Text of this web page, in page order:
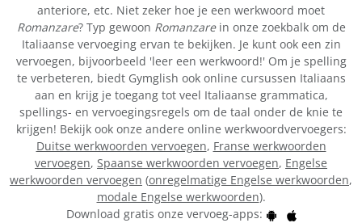
anteriore, etc. Niet zeker hoe je een werkwoord moet
Romanzare? Typ gewoon Romanzarein onze zoekbalk om de
Italiaanse vervoeging ervan te bekijken. Je kunt ook een zin
vervoegen, bijvoorbeeld 'leer een werkwoord!' Om je spelling
te verbeteren, biedt Gymglish ook online cursussen Italiaans
aan en krijg je toegang tot veel Italiaanse grammatica,
spellings- en vervoegingsregels om de taal onder de knie te
krijgen! Bekijk ook onze andere online werkwoordvervoegers:
Duitse werkwoorden vervoegen, Franse werkwoorden
vervoegen, Spaanse werkwoorden vervoegen, Engelse
werkwoorden vervoegen (onregelmatige Engelse werkwoorden,
modale Engelse werkwoorden).
Download gratis onze vervoeg-apps: